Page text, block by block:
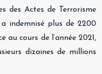
des Actes de Terrorisme
indemnisé plus de 2200
au cours de l’année 2021,
dizaines de millions